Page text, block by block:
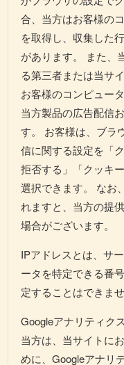
合、当方はお客様の
を取得し、収集した
があります。 また、
る第三者または当サ
お客様のコンピュー
当方製品の広告配信
す。 お客様は、ブラ
信に関する設定を「
拒否する」「クッキ
選択できます。 なお
れますと、当方の提
場合がございます。
IPアドレスとは、サ
ータを特定できる番
定することはできませ
Googleアナリティク
当方は、当サイトに
めに、Googleアナリ